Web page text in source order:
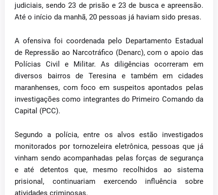
judiciais, sendo 23 de prisão e 23 de busca e apreensão.
Até o início da manhã, 20 pessoas já haviam sido presas.
A ofensiva foi coordenada pelo Departamento Estadual
de Repressão ao Narcotráfico (Denarc), com o apoio das
Polícias Civil e Militar. As diligências ocorreram em
diversos bairros de Teresina e também em cidades
maranhenses, com foco em suspeitos apontados pelas
investigações como integrantes do Primeiro Comando da
Capital (PCC).
Segundo a polícia, entre os alvos estão investigados
monitorados por tornozeleira eletrônica, pessoas que já
vinham sendo acompanhadas pelas forças de segurança
e até detentos que, mesmo recolhidos ao sistema
prisional, continuariam exercendo influência sobre
atividades criminosas.